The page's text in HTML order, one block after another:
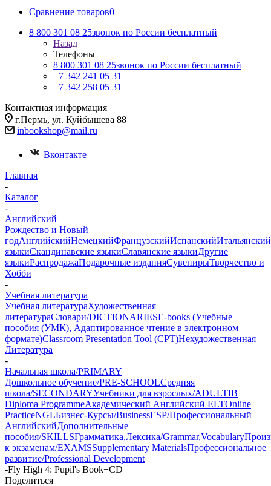
Сравнение товаров0
8 800 301 08 25звонок по России бесплатный
Назад
Телефоны
8 800 301 08 25звонок по России бесплатный
+7 342 241 05 31
+7 342 258 05 31
Контактная информация
г.Пермь, ул. Куйбышева 88
inbookshop@mail.ru
Вконтакте
Главная
-
Каталог
-
Английский
Рождество и Новый
годАнглийскийНемецкийФранцузскийИспанскийИтальянский
языкиСкандинавские языкиСлавянские языкиДругие
языкиРаспродажаПодарочные изданияСувенирыТворчество и
Хобби
-
Учебная литература
Учебная литератураХудожественная
литератураСловари/DICTIONARIESE-books (Учебные
пособия (УМК), Адаптированное чтение в электронном
формате)Classroom Presentation Tool (CPT)Нехудожественная
Литература
-
Начальная школа/PRIMARY
Дошкольное обучение/PRE-SCHOOLСредняя
школа/SECONDARYУчебники для взрослых/ADULTIB
Diploma ProgrammeАкадемический Английский ELTOnline
PracticeNGLБизнес-Курсы/BusinessESP/Профессиональный
АнглийскийДополнительные
пособия/SKILLSГрамматика,Лексика/Grammar,Vocabulary
к экзаменам/EXAMSSupplementary MaterialsПрофессиональное
развитие/Professional Development
-Fly High 4: Pupil's Book+CD
Поделиться